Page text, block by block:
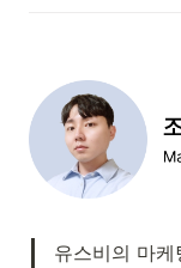
유스비의 마